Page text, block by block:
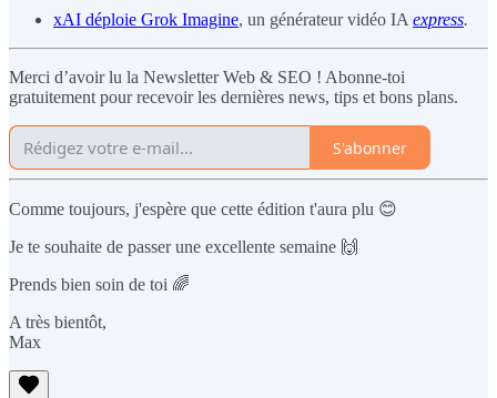
xAI déploie Grok Imagine, un générateur vidéo IA express.
Merci d’avoir lu la Newsletter Web & SEO ! Abonne-toi
gratuitement pour recevoir les dernières news, tips et bons plans.
S'abonner
Comme toujours, j'espère que cette édition t'aura plu 😊
Je te souhaite de passer une excellente semaine 🙌
Prends bien soin de toi 🌈
A très bientôt,
Max